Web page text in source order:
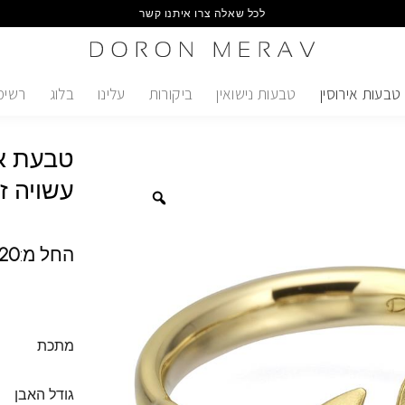
לכל שאלה צרו איתנו קשר
טבעות אירוסין טבעות נישואין ביקורות עלינו בלוג
טבעת
עשויה
החל מ:
מתכת
גודל האבן